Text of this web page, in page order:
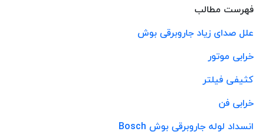
فهرست مطالب
علل صدای زیاد جاروبرقی بوش
خرابی موتور
کثیفی فیلتر
خرابی فن
انسداد لوله جاروبرقی بوش Bosch